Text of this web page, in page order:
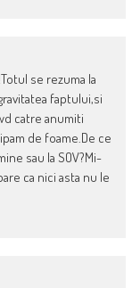
se rezuma la
faptului,si
catre anumiti
de foame.De ce
sau la SOV?Mi-
ca nici asta nu le